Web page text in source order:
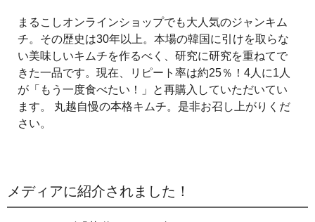
まるこしオンラインショップでも大人気のジャンキム
チ。その歴史は30年以上。本場の韓国に引けを取らな
い美味しいキムチを作るべく、研究に研究を重ねてで
きた一品です。現在、リピート率は約25％！4人に1人
が「もう一度食べたい！」と再購入していただいてい
ます。
丸越自慢の本格キムチ。是非お召し上がりくだ
さい。
メディアに紹介されました！